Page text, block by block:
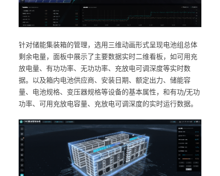
针对储能集装箱的管理，选用三维动画形式呈现电池组总体
剩余电量，面板中展示了主要数据实时二维看板，如可用充
放电量、有功功率、无功功率、充放电可调深度等实时数
据。以及箱内电池供应商、安装日期、额定出力、储能容
量、电池规格、变压器规格等设备的基本属性，和有功/无功
功率、可用充放电容量、充放电可调深度的实时运行数据。